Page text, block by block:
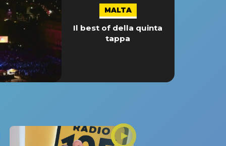
MALTA
Il best of della quinta
tappa